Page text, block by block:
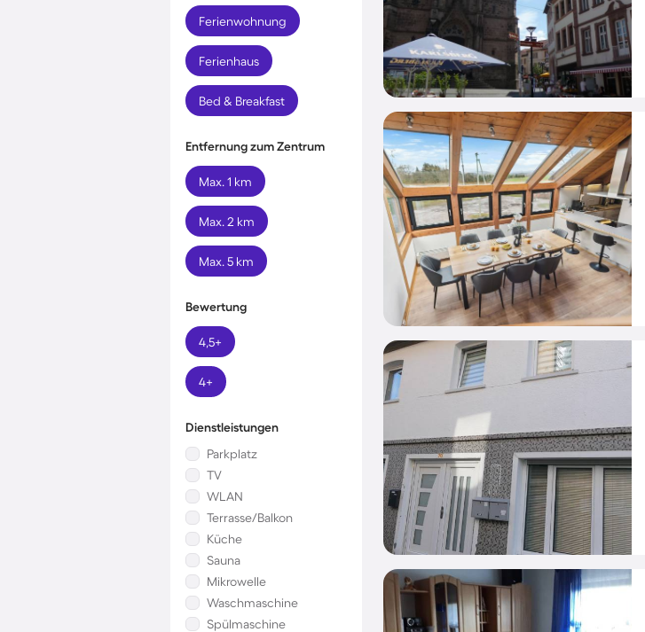
Ferienwohnung
Ferienhaus
Bed & Breakfast
Entfernung zum Zentrum
Max. 1 km
Max. 2 km
Max. 5 km
Bewertung
4,5+
4+
Dienstleistungen
Parkplatz
TV
WLAN
Terrasse/Balkon
Küche
Sauna
Mikrowelle
Waschmaschine
Spülmaschine